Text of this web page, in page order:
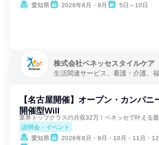
愛知県
2026年8月・9月 5日～10日
株式会社ベネッセスタイルケア
生活関連サービス、看護・介護、
【名古屋開催】オープン・カンパ
開催型Will
業界トップクラスの月収32万！ベネッセで叶える
説明会・イベント
愛知県
2026年8月・9月・10月・11月・12